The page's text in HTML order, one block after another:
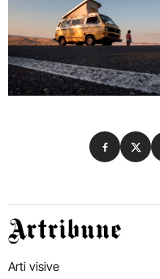
Condividi
Artribune
Arti visive